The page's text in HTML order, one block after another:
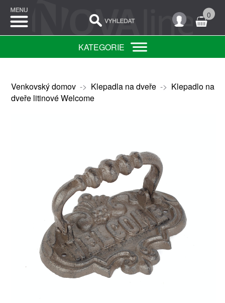
0
KATEGORIE
Venkovský domov-> Klepadla na dveře-> Klepadlo na
dveře litinové Welcome